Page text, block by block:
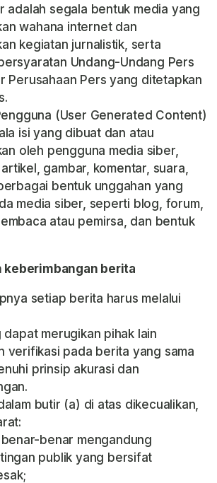
adalah segala bentuk media yang
wahana internet dan
kegiatan jurnalistik, serta
Undang-Undang Pers
Perusahaan Pers yang ditetapkan
(User Generated Content)
isi yang dibuat dan atau
oleh pengguna media siber,
gambar, komentar, suara,
bentuk unggahan yang
media siber, seperti blog, forum,
atau pemirsa, dan bentuk
keberimbangan berita
setiap berita harus melalui
dapat merugikan pihak lain
verifikasi pada berita yang sama
prinsip akurasi dan
butir (a) di atas dikecualikan,
benar mengandung
publik yang bersifat